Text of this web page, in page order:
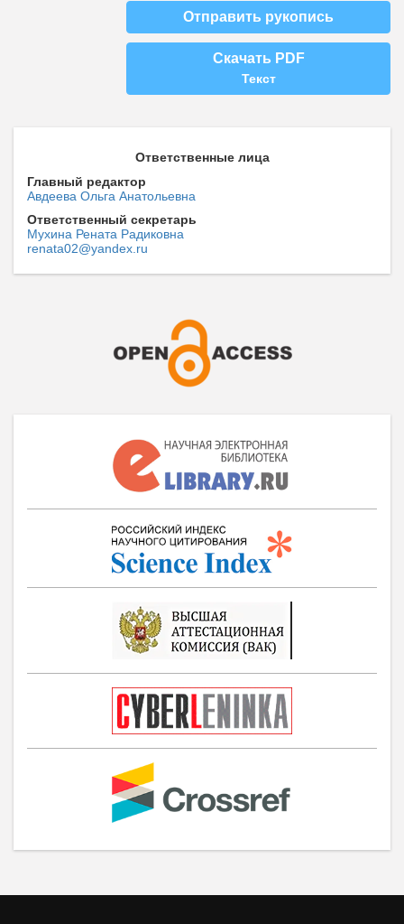
Отправить рукопись
Скачать PDF
Текст
Ответственные лица
Главный редактор
Авдеева Ольга Анатольевна
Ответственный секретарь
Мухина Рената Радиковна
renata02@yandex.ru